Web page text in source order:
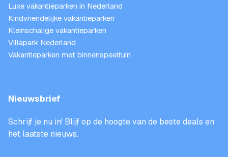
Luxe vakantieparken in Nederland
Kindvriendelijke vakantieparken
Kleinschalige vakantieparken
Villapark Nederland
Vakantieparken met binnenspeeltuin
Nieuwsbrief
Schrijf je nu in! Blijf op de hoogte van de beste deals en
het laatste nieuws.